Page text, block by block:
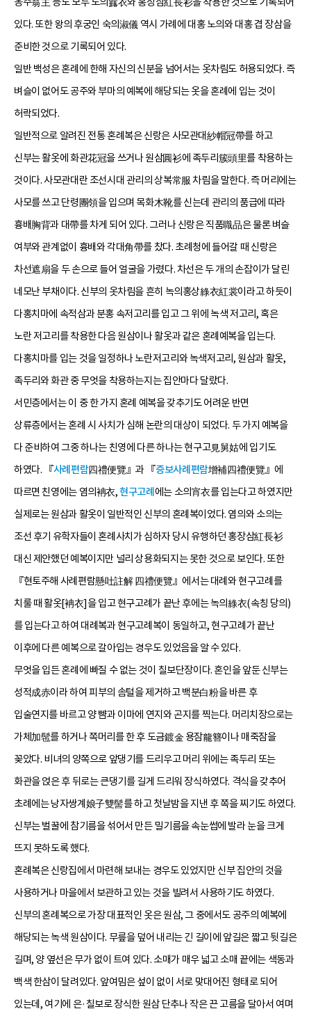
있다. 또한 왕의 후궁인 숙의淑儀 역시 가례에 대홍 노의와 대홍 겹 장삼을
준비한 것으로 기록되어 있다.
일반 백성은 혼례에 한해 자신의 신분을 넘어서는 옷차림도 허용되었다. 즉
벼슬이 없어도 공주와 부마의 예복에 해당되는 옷을 혼례에 입는 것이
허락되었다.
일반적으로 알려진 전통 혼례복은 신랑은 사모관대紗帽冠帶를 하고
신부는 활옷에 화관花冠을 쓰거나 원삼圓衫에 족두리簇頭里를 착용하는
것이다. 사모관대란 조선시대 관리의 상복常服 차림을 말한다. 즉 머리에는
사모를 쓰고 단령團領을 입으며 목화木靴를 신는데 관리의 품급에 따라
흉배胸背과 대帶를 차게 되어 있다. 그러나 신랑은 직품職品은 물론 벼슬
여부와 관계없이 흉배와 각대角帶를 찼다. 초례청에 들어갈 때 신랑은
차선遮扇을 두 손으로 들어 얼굴을 가렸다. 차선은 두 개의 손잡이가 달린
네모난 부채이다. 신부의 옷차림을 흔히 녹의홍상綠衣紅裳이라고 하듯이
다홍치마에 속적삼과 분홍 속저고리를 입고 그 위에 녹색 저고리, 혹은
노란 저고리를 착용한 다음 원삼이나 활옷과 같은 혼례예복을 입는다.
다홍치마를 입는 것을 일정하나 노란저고리와 녹색저고리, 원삼과 활옷,
족두리와 화관 중 무엇을 착용하는지는 집안마다 달랐다.
서민층에서는 이 중 한 가지 혼례 예복을 갖추기도 어려운 반면
상류층에서는 혼례 시 사치가 심해 논란의 대상이 되었다. 두 가지 예복을
다 준비하여 그중 하나는 친영에 다른 하나는 현구고見舅姑에 입기도
하였다. 『사례편람四禮便覽』과 『증보사례편람增補四禮便覽』에
따르면 친영에는 염의袡衣,현구고례 에는 소의宵衣를 입는다고 하였지만
실제로는 원삼과 활옷이 일반적인 신부의 혼례복이었다. 염의와 소의는
조선 후기 유학자들이 혼례사치가 심하자 당시 유행하던 홍장삼紅長衫
대신 제안했던 예복이지만 널리 상용화되지는 못한 것으로 보인다. 또한
『현토주해 사례편람懸吐註解 四禮便覽』에서는 대례와 현구고례를
치룰 때 활옷[袡衣]을 입고 현구고례가 끝난 후에는 녹의綠衣(속칭 당의)
를 입는다고 하여 대례복과 현구고례복이 동일하고, 현구고례가 끝난
이후에 다른 예복으로 갈아입는 경우도 있었음을 알 수 있다.
무엇을 입든 혼례에 빠질 수 없는 것이 칠보단장이다. 혼인을 앞둔 신부는
성적成赤이라 하여 피부의 솜털을 제거하고 백분白粉을 바른 후
입술연지를 바르고 양 뺨과 이마에 연지와 곤지를 찍는다. 머리치장으로는
가체加髢를 하거나 쪽머리를 한 후 도금鍍金 용잠龍簪이나 매죽잠을
꽂았다. 비녀의 양쪽으로 앞댕기를 드리우고 머리 위에는 족두리 또는
화관을 얹은 후 뒤로는 큰댕기를 길게 드리워 장식하였다. 격식을 갖추어
초례에는 낭자쌍계娘子雙髻를 하고 첫날밤을 지낸 후 쪽을 찌기도 하였다.
신부는 벌꿀에 참기름을 섞어서 만든 밀기름을 속눈썹에 발라 눈을 크게
뜨지 못하도록 했다.
혼례복은 신랑집에서 마련해 보내는 경우도 있었지만 신부 집안의 것을
사용하거나 마을에서 보관하고 있는 것을 빌려서 사용하기도 하였다.
신부의 혼례복으로 가장 대표적인 옷은 원삼, 그 중에서도 공주의 예복에
해당되는 녹색 원삼이다. 무릎을 덮어 내리는 긴 길이에 앞길은 짧고 뒷길은
길며, 양 옆선은 무가 없이 트여 있다. 소매가 매우 넓고 소매 끝에는 색동과
백색 한삼이 달려있다. 앞여밈은 섶이 없이 서로 맞대어진 형태로 되어
있는데, 여기에 은·칠보로 장식한 원삼 단추나 작은 끈 고름을 달아서 여며